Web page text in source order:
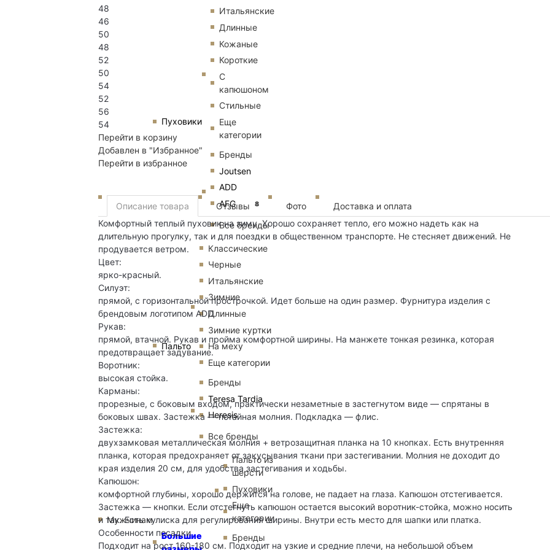
Мужчинам
Пуховики
Итальянские
Длинные
Кожаные
Короткие
С
капюшоном
Стильные
Еще
категории
Бренды
Joutsen
ADD
AFG
Все бренды
Пальто
Классические
Черные
Итальянские
Зимние
Длинные
Зимние куртки
На меху
Еще категории
Бренды
Teresa Tardia
Heresis
Все бренды
Большие
Пальто из
шерсти
Пуховики
Еще
категории
Бренды
48
46
50
48
52
50
54
52
56
54
Перейти в корзину
Добавлен в "Избранное"
Перейти в избранное
Описание товара Отзывы 8 Фото
Доставка и оплата
Комфортный теплый пуховик на зиму. Хорошо сохраняет тепло, его можно надеть как на
длительную прогулку, так и для поездки в общественном транспорте. Не стесняет движений. Не
продувается ветром.
Цвет:
ярко-красный.
Силуэт:
прямой, с горизонтальной прострочкой. Идет больше на один размер. Фурнитура изделия с
брендовым логотипом ADD.
Рукав:
прямой, втачной. Рукав и пройма комфортной ширины. На манжете тонкая резинка, которая
предотвращает задувание.
Воротник:
высокая стойка.
Карманы:
прорезные, с боковым входом, практически незаметные в застегнутом виде — спрятаны в
боковых швах. Застежка — потайная молния. Подкладка — флис.
Застежка:
двухзамковая металлическая молния + ветрозащитная планка на 10 кнопках. Есть внутренняя
планка, которая предохраняет от закусывания ткани при застегивании. Молния не доходит до
края изделия 20 см, для удобства застегивания и ходьбы.
Капюшон:
комфортной глубины, хорошо держится на голове, не падает на глаза. Капюшон отстегивается.
Застежка — кнопки. Если отстегнуть капюшон остается высокий воротник-стойка, можно носить
и так. Есть кулиска для регулирования ширины. Внутри есть место для шапки или платка.
Особенности посадки
Подходит на рост 160-180 см. Подходит на узкие и средние плечи, на небольшой объем